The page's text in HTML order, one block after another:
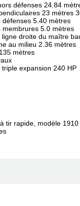
défenses 24.84
23 mètres
5.40 mètres
5.0 mètres
droite du maître
au milieu 2.36 mètres
mètres
expansion 240 HP
tir rapide, modèle 1910